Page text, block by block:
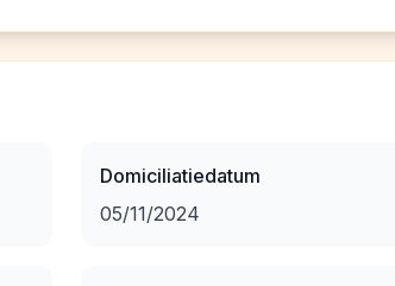
Domiciliatiedatum
05/11/2024